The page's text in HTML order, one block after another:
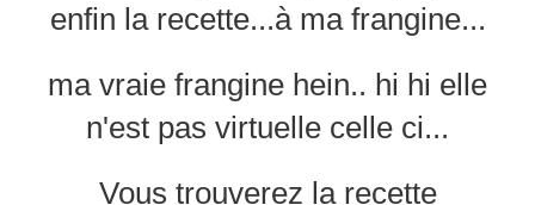
enfin la recette...à ma frangine...
ma vraie frangine hein.. hi hi elle
n'est pas virtuelle celle ci...
Vous trouverez la recette